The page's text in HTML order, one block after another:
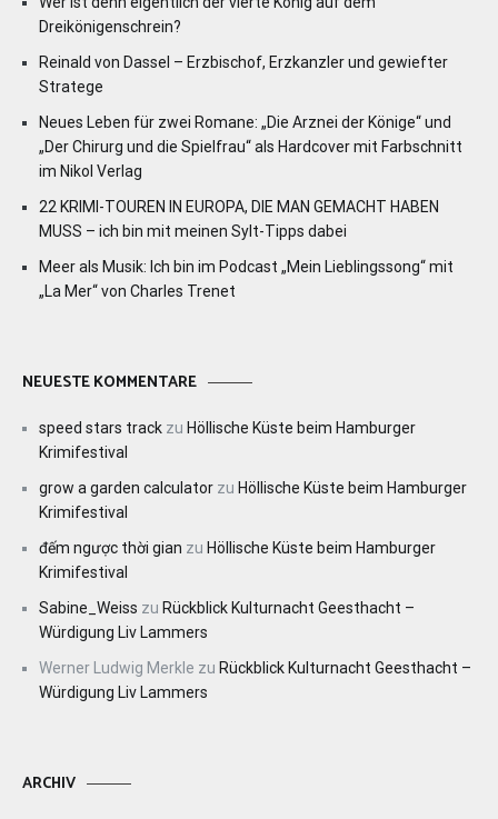
Dreikönigenschrein?
Reinald von Dassel – Erzbischof, Erzkanzler und gewiefter
Stratege
Neues Leben für zwei Romane: „Die Arznei der Könige“ und
„Der Chirurg und die Spielfrau“ als Hardcover mit Farbschnitt
im Nikol Verlag
22 KRIMI-TOUREN IN EUROPA, DIE MAN GEMACHT HABEN
MUSS – ich bin mit meinen Sylt-Tipps dabei
Meer als Musik: Ich bin im Podcast „Mein Lieblingssong“ mit
„La Mer“ von Charles Trenet
NEUESTE KOMMENTARE
speed stars track zu Höllische Küste beim Hamburger
Krimifestival
grow a garden calculator zu Höllische Küste beim Hamburger
Krimifestival
đếm ngược thời gian zu Höllische Küste beim Hamburger
Krimifestival
Sabine_Weiss zu Rückblick Kulturnacht Geesthacht –
Würdigung Liv Lammers
Werner Ludwig Merkle zu Rückblick Kulturnacht Geesthacht –
Würdigung Liv Lammers
ARCHIV